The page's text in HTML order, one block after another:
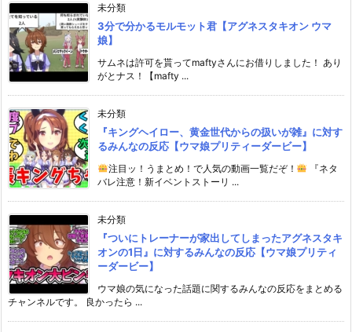
未分類
3分で分かるモルモット君【アグネスタキオン ウマ
娘】
サムネは許可を貰ってmaftyさんにお借りしました！ あり
がとナス！【mafty ...
未分類
『キングヘイロー、黄金世代からの扱いが雑』に対す
るみんなの反応【ウマ娘プリティーダービー】
注目ッ！うまとめ！で人気の動画一覧だぞ！
『ネタ
バレ注意！新イベントストーリ ...
未分類
『ついにトレーナーが家出してしまったアグネスタキ
オンの1日』に対するみんなの反応【ウマ娘プリティ
ーダービー】
ウマ娘の気になった話題に関するみんなの反応をまとめる
チャンネルです。 良かったら ...